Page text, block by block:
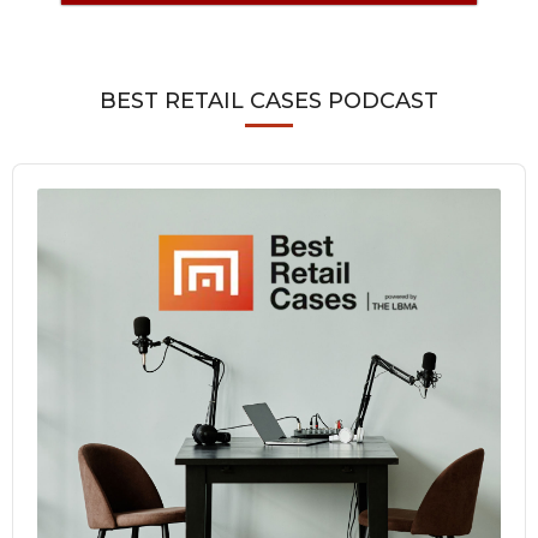
BEST RETAIL CASES PODCAST
Audio
Player